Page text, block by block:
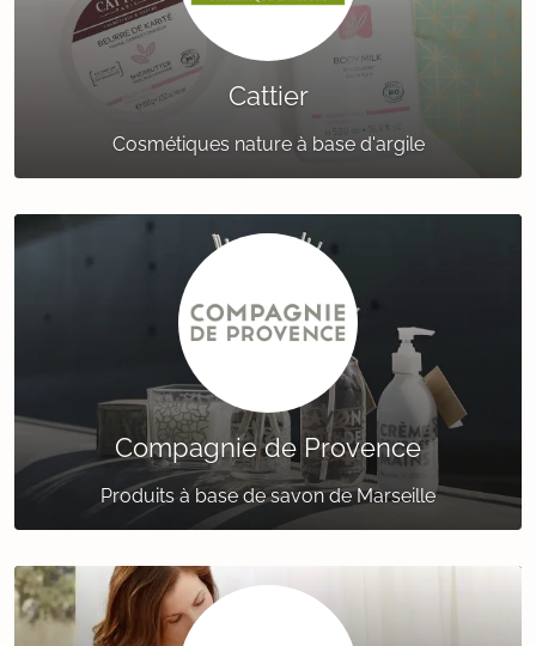
Cattier
Cosmétiques nature à base d'argile
Compagnie de Provence
Produits à base de savon de Marseille